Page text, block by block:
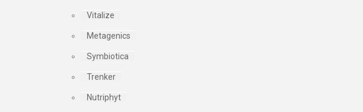
Vitalize
Metagenics
Symbiotica
Trenker
Nutriphyt